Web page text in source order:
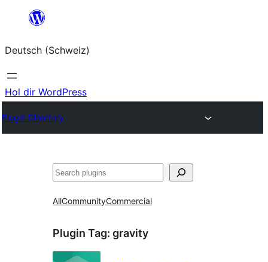
springen
Deutsch (Schweiz)
Hol dir WordPress
Plugin Directory
Suchen
AllCommunityCommercial
Plugin Tag: gravity